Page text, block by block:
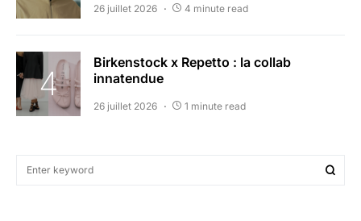
26 juillet 2026 4 minute read
Birkenstock x Repetto : la collab
innatendue
26 juillet 2026 1 minute read